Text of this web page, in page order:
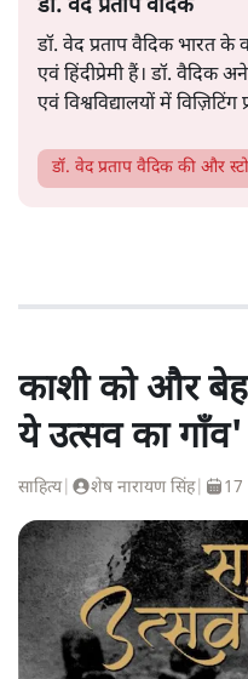
डॉ. वेद प्रताप वैदिक
डॉ. वेद प्रताप वैदिक भारत के
एवं हिंदीप्रेमी हैं। डॉ. वैदिक
एवं विश्वविद्यालयों में विज़िटिंग
डॉ. वेद प्रताप वैदिक की और
काशी को और
ये उत्सव का गाँव'
साहित्य| शेष नारायण सिंह| 17